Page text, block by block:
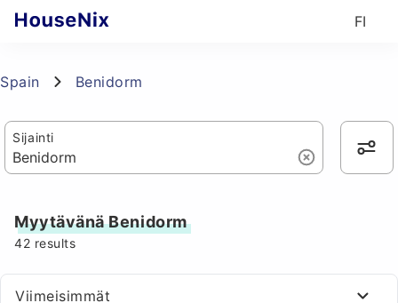
FI
Spain Benidorm
Sijainti
Myytävänä Benidorm
42 results
Viimeisimmät